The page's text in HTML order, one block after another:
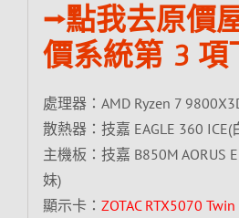
⭢點我去原價
價系統第 3 項
處理器：AMD Ryzen 7
散熱器：技嘉 EAGLE 360 ICE(
主機板：技嘉 B850M AORUS
妹)
顯示卡： ZOTAC RTX5070